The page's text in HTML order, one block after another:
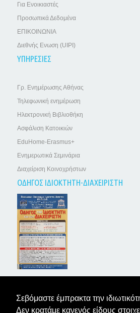
Σεβόμαστε έμπρακτα την
Δεν κρατάμε κανενός είδους
Για Ενοικιαστές
Προσωπικά Δεδομένα
ΕΠΙΚΟΙΝΩΝΙΑ
Διεθνής Ενωση (UIPI)
ΥΠΗΡΕΣΙΕΣ
Γρ. Ενημέρωσης Αθήνας
Τηλεφωνική ενημέρωση
Ηλεκτρονική Βιβλιοθήκη
Ασφάλιση Κατοικιών
EduHome-Erasmus+
Ενημερωτικά Σεμινάρια
Διαχείριση Κοινοχρήστων
ΟΔΗΓΟΣ ΙΔΙΟΚΤΗΤΗ-ΔΙΑΧΕΙΡΙΣΤΗ
ΤΑ ΝΕΑ ΤΩΝ ΙΔΙΟΚΤΗΤΩΝ